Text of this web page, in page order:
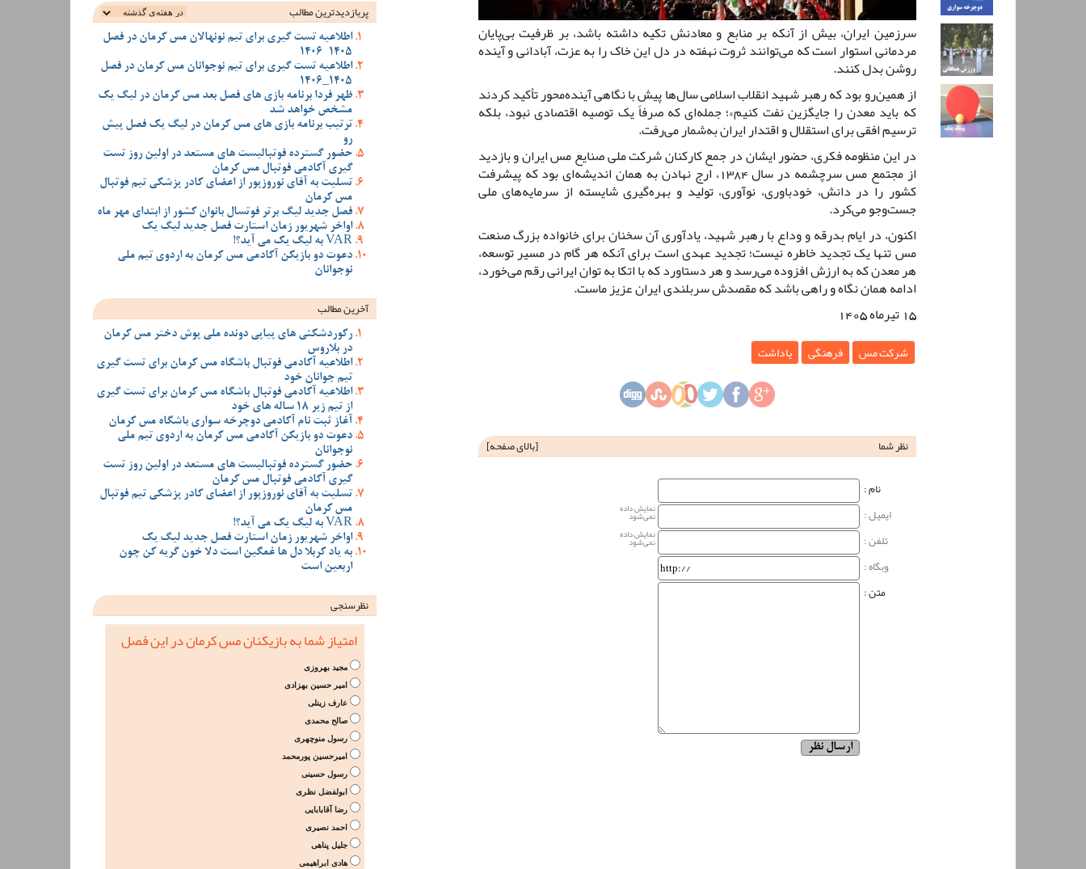
سرزمین ایران، بیش از آنکه بر منابع و معادنش تکیه داشته باشد، بر ظرفیت بی‌پایان
مردمانی استوار است که می‌توانند ثروت نهفته در دل این خاک را به عزت، آبادانی و آینده
روشن بدل کنند.
از همین‌رو بود که رهبر شهید انقلاب اسلامی سال‌ها پیش با نگاهی آینده‌محور تأکید کردند
که باید معدن را جایگزین نفت کنیم»؛ جمله‌ای که صرفاً یک توصیه اقتصادی نبود، بلکه
ترسیم افقی برای استقلال و اقتدار ایران به‌شمار می‌رفت.
در این منظومه فکری، حضور ایشان در جمع کارکنان شرکت ملی صنایع مس ایران و بازدید
از مجتمع مس سرچشمه در سال 1384، ارج نهادن به همان اندیشه‌ای بود که پیشرفت
کشور را در دانش، خودباوری، نوآوری، تولید و بهره‌گیری شایسته از سرمایه‌های ملی
جست‌وجو می‌کرد.
اکنون، در ایام بدرقه و وداع با رهبر شهید، یادآوری آن سخنان برای خانواده بزرگ صنعت
مس تنها یک تجدید خاطره نیست؛ تجدید عهدی است برای آنکه هر گام در مسیر توسعه،
هر معدن که به ارزش افزوده می‌رسد و هر دستاورد که با اتکا به توان ایرانی رقم می‌خورد،
ادامه همان نگاه و راهی باشد که مقصدش سربلندی ایران عزیز ماست.
15 تیرماه 1405
شرکت مس فرهنگی یاداشت
نظر شما [بالای صفحه]
نام‌ :
ایمیل :
نمایش داده
نمی‌شود
تلفن : نمایش داده
نمی‌شود
وبگاه‌ :
متن :
پربازدیدترین‌ مطالب
اطلاعیه تست گیری برای تیم نونهالان مس کرمان در فصل
1405-1406
اطلاعیه تست گیری برای تیم نوجوانان مس کرمان در فصل
1405_1406
ظهر فردا برنامه بازی های فصل بعد مس کرمان در لیگ یک
مشخص خواهد شد
ترتیب برنامه بازی های مس کرمان در لیگ یک فصل پیش
رو
حضور گسترده فوتبالیست های مستعد در اولین روز تست
گیری آکادمی فوتبال مس کرمان
تسلیت به آقای نوروزپور از اعضای کادر پزشکی تیم فوتبال
مس کرمان
فصل جدید لیگ برتر فوتسال بانوان کشور از ابتدای مهر ماه
اواخر شهریور زمان استارت فصل جدید لیگ یک
VAR به لیگ یک می آید؟!
دعوت دو بازیکن آکادمی مس کرمان به اردوی تیم ملی
نوجوانان
آخرین مطالب
رکوردشکنی های پیاپی دونده ملی پوش دختر مس کرمان
در بلاروس
اطلاعیه آکادمی فوتبال باشگاه مس کرمان برای تست گیری
تیم جوانان خود
اطلاعیه آکادمی فوتبال باشگاه مس کرمان برای تست گیری
از تیم زیر 18 ساله های خود
آغاز ثبت نام آکادمی دوچرخه سواری باشگاه مس کرمان
دعوت دو بازیکن آکادمی مس کرمان به اردوی تیم ملی
نوجوانان
حضور گسترده فوتبالیست های مستعد در اولین روز تست
گیری آکادمی فوتبال مس کرمان
تسلیت به آقای نوروزپور از اعضای کادر پزشکی تیم فوتبال
مس کرمان
VAR به لیگ یک می آید؟!
اواخر شهریور زمان استارت فصل جدید لیگ یک
به یاد کربلا دل ها غمگین است دلا خون گریه کن چون
اربعین است
نظرسنجی
امتیاز شما به بازیکنان مس کرمان در این فصل
مجید بهروزی
امیر حسین بهزادی
عارف زینلی
صالح محمدی
رسول منوچهری
امیرحسین پورمحمد
رسول حسینی
ابولفضل نظری
رضا آقابابایی
احمد نصیری
جلیل پناهی
هادی ابراهیمی